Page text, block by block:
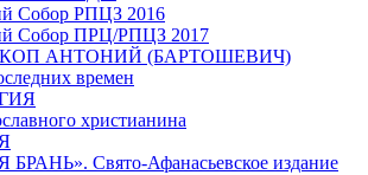
Собор РПЦЗ 2016
Собор ПРЦ/РПЦЗ 2017
АНТОНИЙ (БАРТОШЕВИЧ)
времен
христианина
Свято-Афанасьевское издание